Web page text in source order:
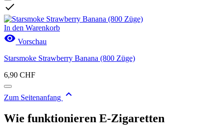

In den Warenkorb
 Vorschau
Starsmoke Strawberry Banana (800 Züge)
6,90 CHF
Zum Seitenanfang 
Wie funktionieren E-Zigaretten